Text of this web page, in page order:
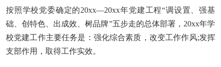
按照学校党委确定的20xx—20xx年党建工程“调设置、强基
础、创特色、出成效、树品牌”五步走的总体部署，20xx年学
校党建工作主要任务是：强化综合素质，改变工作作风;发挥
支部作用，取得工作实效。